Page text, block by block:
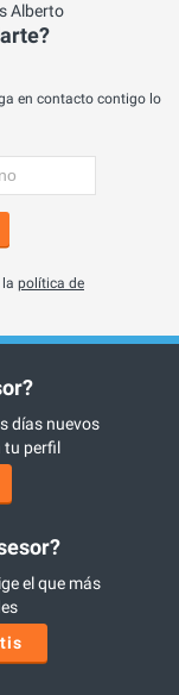
Alberto
en contacto contigo lo
política de
días nuevos
tu perfil
el que más